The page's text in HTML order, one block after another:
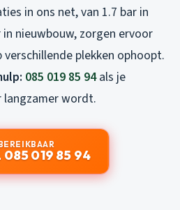
in ons net, van 1.7 bar in
nieuwbouw, zorgen ervoor
plekken ophoopt.
085 019 85 94als je
wordt.
085 019 85 94